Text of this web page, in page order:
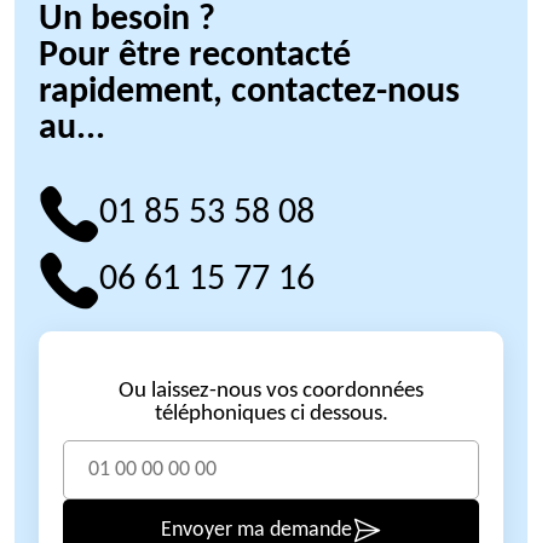
Un besoin ?
Pour être recontacté
rapidement, contactez-nous
au...
01 85 53 58 08
06 61 15 77 16
Ou laissez-nous vos coordonnées
téléphoniques ci dessous.
Envoyer ma demande